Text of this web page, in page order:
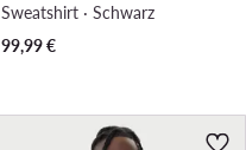
Sweatshirt · Schwarz
99,99€